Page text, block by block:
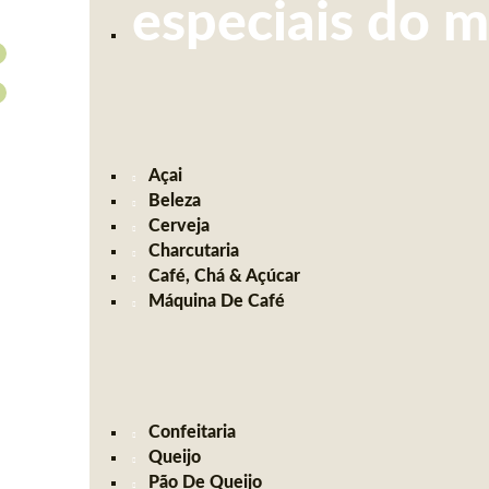
especiais do
Açai
Beleza
Cerveja
Charcutaria
Café, Chá & Açúcar
Máquina De Café
Confeitaria
Queijo
Pão De Queijo